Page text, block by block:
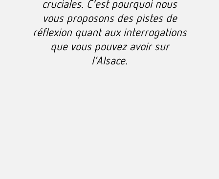
cruciales. C’est pourquoi nous
vous proposons des pistes de
réflexion quant aux interrogations
que vous pouvez avoir sur
l’Alsace.